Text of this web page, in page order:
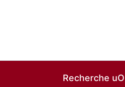
Recherche uO